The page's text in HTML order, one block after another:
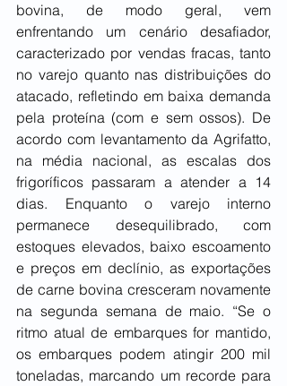
bovina, de modo geral, vem
enfrentando um cenário desafiador,
caracterizado por vendas fracas, tanto
no varejo quanto nas distribuições do
atacado, refletindo em baixa demanda
pela proteína (com e sem ossos). De
acordo com levantamento da Agrifatto,
na média nacional, as escalas dos
frigoríficos passaram a atender a 14
dias. Enquanto o varejo interno
permanece desequilibrado, com
estoques elevados, baixo escoamento
e preços em declínio, as exportações
de carne bovina cresceram novamente
na segunda semana de maio. “Se o
ritmo atual de embarques for mantido,
os embarques podem atingir 200 mil
toneladas, marcando um recorde para